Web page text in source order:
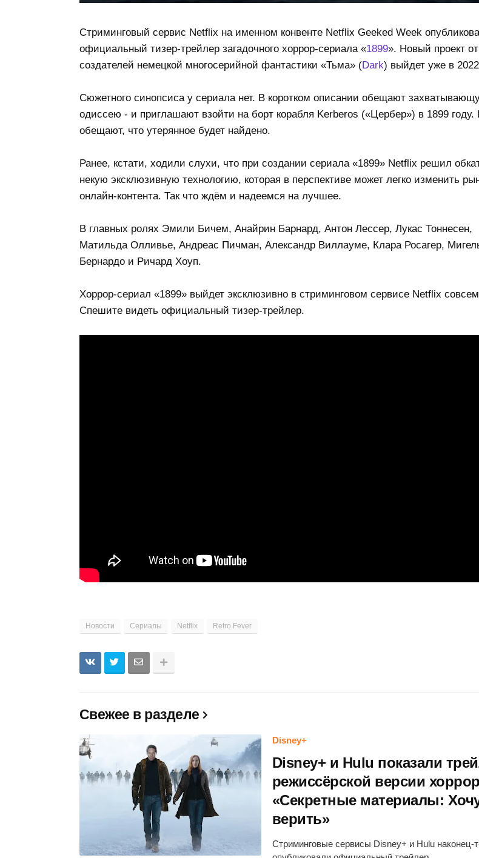
Стриминговый сервис Netflix на именном конвенте Netflix Geeked Week
официальный тизер-трейлер загадочного хоррор-сериала «1899». Новый проект от
создателей немецкой многосерийной фантастики «Тьма» (Dark) выйдет уже в 2022
Сюжетного синопсиса у сериала нет. В коротком описании обещают
одиссею - и приглашают взойти на борт корабля Kerberos («Цербер») в 1899
обещают, что утерянное будет найдено.
Ранее, кстати, ходили слухи, что при создании сериала «1899» Netflix решил
некую эксклюзивную технологию, которая в перспективе может легко изменить
онлайн-контента. Так что ждём и надеемся на лучшее.
В главных ролях Эмили Бичем, Анайрин Барнард, Антон Лессер, Лукас Тоннесен,
Матильда Олливье, Андреас Пичман, Александр Виллауме, Клара Росагер,
Бернардо и Ричард Хоуп.
Хоррор-сериал «1899» выйдет эксклюзивно в стриминговом сервисе Netflix
Спешите видеть официальный тизер-трейлер.
Новости Сериалы Netflix Retro Fever
Свежее в разделе
Disney+
Disney+ и Hulu показали
режиссёрской версии
«Секретные материалы:
верить»
Стриминговые сервисы Disney+ и Hulu наконец-